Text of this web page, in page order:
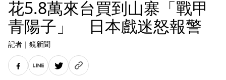
花5.8萬來台買到山寨「戰甲
青陽子」 日本戲迷怒報警
記者 ｜ 鏡新聞